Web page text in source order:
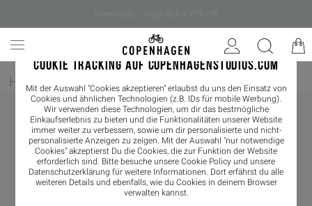
COOKIE TRACKING AUF COPENHAGENSTUDIOS.COM
Mit der Auswahl "Cookies akzeptieren" erlaubst du uns den Einsatz von
Cookies und ähnlichen Technologien (z.B. IDs für mobile Werbung).
Wir verwenden diese Technologien, um dir das bestmögliche
Einkaufserlebnis zu bieten und die Funktionalitäten unserer Website
immer weiter zu verbessern, sowie um dir personalisierte und nicht-
personalisierte Anzeigen zu zeigen. Mit der Auswahl "nur notwendige
Cookies" akzeptierst Du die Cookies, die zur Funktion der Website
erforderlich sind. Bitte besuche unsere Cookie Policy und unsere
Datenschutzerklärung für weitere Informationen. Dort erfährst du alle
weiteren Details und ebenfalls, wie du Cookies in deinem Browser
verwalten kannst.
Home / Damen/ Accessoires / Taschen